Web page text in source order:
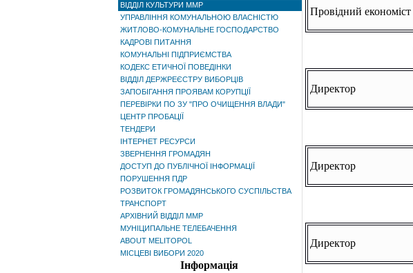
ВІДДІЛ КУЛЬТУРИ ММР
УПРАВЛІННЯ КОМУНАЛЬНОЮ ВЛАСНІСТЮ
ЖИТЛОВО-КОМУНАЛЬНЕ ГОСПОДАРСТВО
КАДРОВІ ПИТАННЯ
КОМУНАЛЬНІ ПІДПРИЄМСТВА
КОДЕКС ЕТИЧНОЇ ПОВЕДІНКИ
ВІДДІЛ ДЕРЖРЕЄСТРУ ВИБОРЦІВ
ЗАПОБІГАННЯ ПРОЯВАМ КОРУПЦІЇ
ПЕРЕВІРКИ ПО ЗУ "ПРО ОЧИЩЕННЯ ВЛАДИ"
ЦЕНТР ПРОБАЦІЇ
ТЕНДЕРИ
ІНТЕРНЕТ РЕСУРСИ
ЗВЕРНЕННЯ ГРОМАДЯН
ДОСТУП ДО ПУБЛІЧНОЇ ІНФОРМАЦІЇ
ПОРУШЕННЯ ПДР
РОЗВИТОК ГРОМАДЯНСЬКОГО СУСПІЛЬСТВА
ТРАНСПОРТ
АРХІВНИЙ ВІДДІЛ ММР
МУНІЦИПАЛЬНЕ ТЕЛЕБАЧЕННЯ
ABOUT MELITOPOL
МІСЦЕВІ ВИБОРИ 2020
Інформація
Провідний економіст
Директор
Директор
Директор